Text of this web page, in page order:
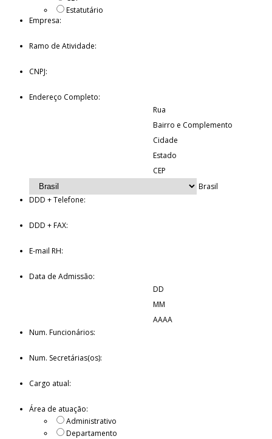
Estatutário
Empresa:
Ramo de Atividade:
CNPJ:
Endereço Completo:
Rua
Bairro e Complemento
Cidade
Estado
CEP
Brasil
DDD + Telefone:
DDD + FAX:
E-mail RH:
Data de Admissão:
DD
MM
AAAA
Num. Funcionários:
Num. Secretárias(os):
Cargo atual:
Área de atuação:
Administrativo
Departamento